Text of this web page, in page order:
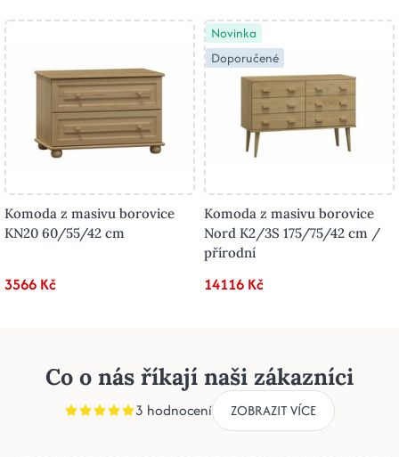
Komoda z masivu borovice
KN20 60/55/42 cm
3566 Kč
Novinka
Doporučené
Komoda z masivu borovice
Nord K2/3S 175/75/42 cm /
přírodní
14116 Kč
Co o nás říkají naši zákazníci
3 hodnocení ZOBRAZIT VÍCE